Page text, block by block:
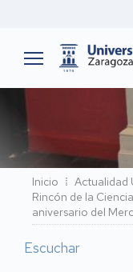
Ruta
de
Inicio Actualidad
Rincón de la
aniversario del
Escuchar